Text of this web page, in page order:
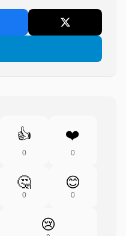
👍
0
❤️
0
🤔
0
😊
0
😢